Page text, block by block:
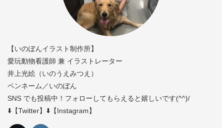
【いのぼんイラスト制作所】
愛玩動物看護師 兼 イラストレーター
井上光絵（いのうえみつえ）
ペンネーム／いのぼん
SNS でも投稿中！フォローしてもらえると嬉しいです(^^)/
⬇️【Twitter】⬇️【Instagram】